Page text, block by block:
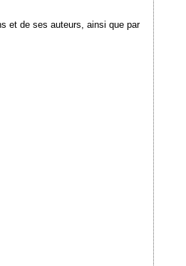
et de ses auteurs, ainsi que par